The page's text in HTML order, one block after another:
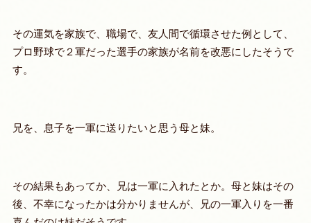
その運気を家族で、職場で、友人間で循環させた例として、
プロ野球で２軍だった選手の家族が名前を改悪にしたそうで
す。
兄を、息子を一軍に送りたいと思う母と妹。
その結果もあってか、兄は一軍に入れたとか。母と妹はその
後、不幸になったかは分かりませんが、兄の一軍入りを一番